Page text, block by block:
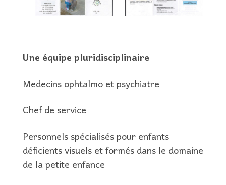
Une équipe pluridisciplinaire
Medecins ophtalmo et psychiatre
Chef de service
Personnels spécialisés pour enfants
déficients visuels et formés dans le domaine
de la petite enfance